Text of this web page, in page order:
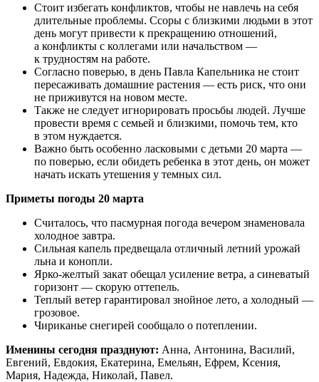
Стоит избегать конфликтов, чтобы не навлечь на себя
длительные проблемы. Ссоры с близкими людьми в этот
день могут привести к прекращению отношений,
а конфликты с коллегами или начальством —
к трудностям на работе.
Согласно поверью, в день Павла Капельника не стоит
пересаживать домашние растения — есть риск, что они
не приживутся на новом месте.
Также не следует игнорировать просьбы людей. Лучше
провести время с семьей и близкими, помочь тем, кто
в этом нуждается.
Важно быть особенно ласковыми с детьми 20 марта —
по поверью, если обидеть ребенка в этот день, он может
начать искать утешения у темных сил.
Приметы погоды 20 марта
Считалось, что пасмурная погода вечером знаменовала
холодное завтра.
Сильная капель предвещала отличный летний урожай
льна и конопли.
Ярко-желтый закат обещал усиление ветра, а синеватый
горизонт — скорую оттепель.
Теплый ветер гарантировал знойное лето, а холодный —
грозовое.
Чириканье снегирей сообщало о потеплении.
Именины сегодня празднуют: Анна, Антонина, Василий,
Евгений, Евдокия, Екатерина, Емельян, Ефрем, Ксения,
Мария, Надежда, Николай, Павел.